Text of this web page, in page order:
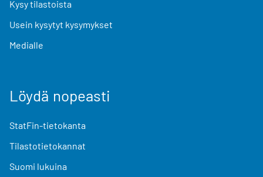
Kysy tilastoista
Usein kysytyt kysymykset
Medialle
Löydä nopeasti
StatFin-tietokanta
Tilastotietokannat
Suomi lukuina